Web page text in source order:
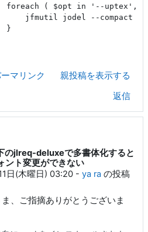
foreach ( $opt in '--uptex',
jfmutil jodel --compact
}
マリンク
親投稿を表示する
返信
のjlreq-deluxeで多書体化すると
ント変更ができない
日(木曜日) 03:20- ya raの投稿
、ご指摘ありがとうございま